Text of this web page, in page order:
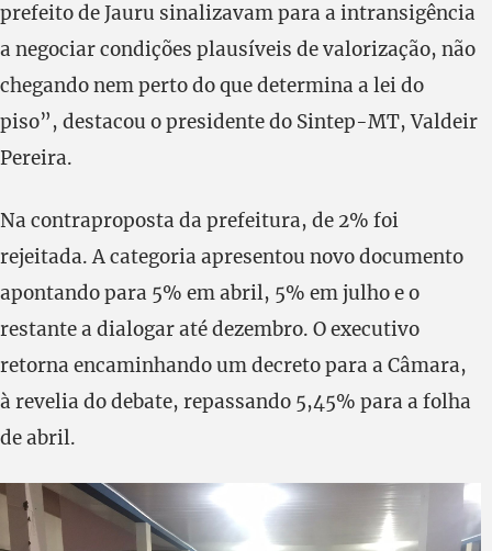
prefeito de Jauru sinalizavam para a intransigência
a negociar condições plausíveis de valorização, não
chegando nem perto do que determina a lei do
piso”, destacou o presidente do Sintep-MT, Valdeir
Pereira.
Na contraproposta da prefeitura, de 2% foi
rejeitada. A categoria apresentou novo documento
apontando para 5% em abril, 5% em julho e o
restante a dialogar até dezembro. O executivo
retorna encaminhando um decreto para a Câmara,
à revelia do debate, repassando 5,45% para a folha
de abril.